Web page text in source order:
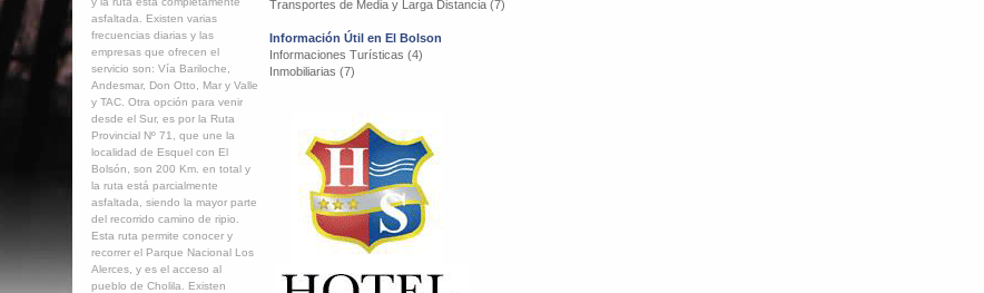
asfaltada. Existen varias
frecuencias diarias y las
empresas que ofrecen el
servicio son: Vía Bariloche,
Andesmar, Don Otto, Mar y Valle
y TAC. Otra opción para venir
desde el Sur, es por la Ruta
Provincial Nº 71, que une la
localidad de Esquel con El
Bolsón, son 200 Km. en total y
la ruta está parcialmente
asfaltada, siendo la mayor parte
del recorrido camino de ripio.
Esta ruta permite conocer y
recorrer el Parque Nacional Los
Alerces, y es el acceso al
pueblo de Cholila. Existen
Transportes de Media y Larga Distancia (7)
Información Útil en El Bolson
Informaciones Turísticas (4)
Inmobiliarias (7)